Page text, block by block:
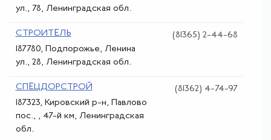
ул., 78, Ленинградская обл.
СТРОИТЕЛЬ
187780, Подпорожье, Ленина
ул., 28, Ленинградская обл.
(81365) 2-44-68
СПЕЦДОРСТРОЙ
187323, Кировский р-н, Павлово
пос., , 47-й км, Ленинградская
обл.
(81362) 4-74-97